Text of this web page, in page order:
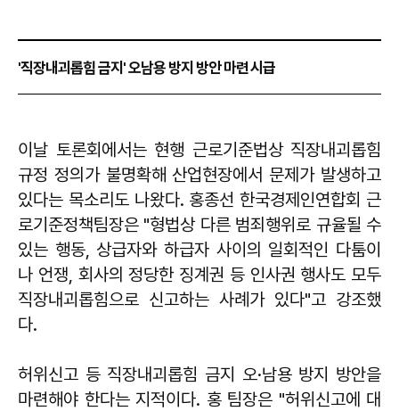
'직장내괴롭힘 금지' 오남용 방지 방안 마련 시급
이날 토론회에서는 현행 근로기준법상 직장내괴롭힘
규정 정의가 불명확해 산업현장에서 문제가 발생하고
있다는 목소리도 나왔다. 홍종선 한국경제인연합회 근
로기준정책팀장은 "형법상 다른 범죄행위로 규율될 수
있는 행동, 상급자와 하급자 사이의 일회적인 다툼이
나 언쟁, 회사의 정당한 징계권 등 인사권 행사도 모두
직장내괴롭힘으로 신고하는 사례가 있다"고 강조했
다.
허위신고 등 직장내괴롭힘 금지 오·남용 방지 방안을
마련해야 한다는 지적이다. 홍 팀장은 "허위신고에 대